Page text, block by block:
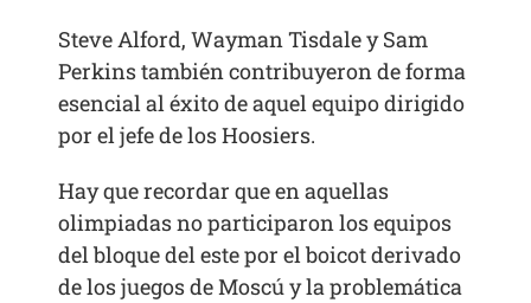
Steve Alford, Wayman Tisdale y Sam
Perkins también contribuyeron de forma
esencial al éxito de aquel equipo dirigido
por el jefe de los Hoosiers.
Hay que recordar que en aquellas
olimpiadas no participaron los equipos
del bloque del este por el boicot derivado
de los juegos de Moscú y la problemática